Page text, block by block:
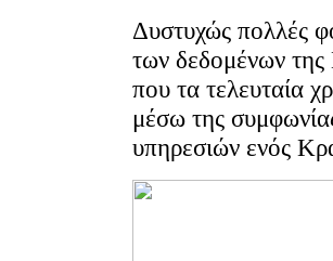
Δυστυχώς πολλές
των δεδομένων
που τα τελευταία
μέσω της
υπηρεσιών ενός